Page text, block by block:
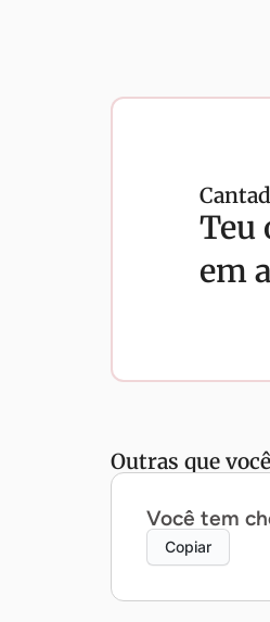
Teu
em
Outras que
Você tem
Copiar